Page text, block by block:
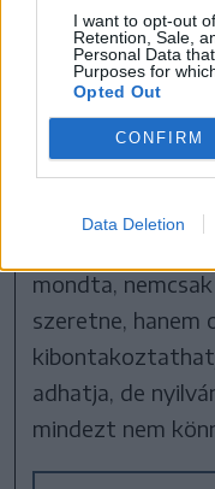
I want to opt-out
Retention, Sale,
Personal Data
Purposes for
Opted Out
CONFIRM
Data Deletion
aggodalommal,
tartalomgyártó
érvényesülni a
munkákban.
lehetőség,
igazán egyedit
mondta,
szeretne, hanem
adhatja, de
mindezt nem